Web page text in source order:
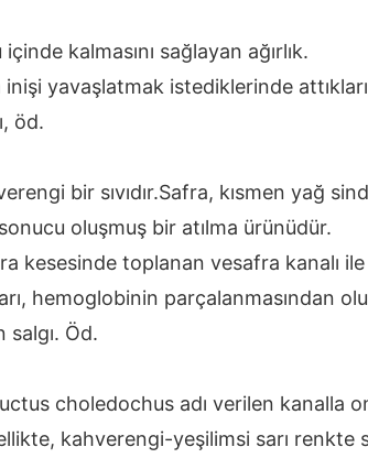
kalmasını sağlayan ağırlık.
yavaşlatmak istediklerinde attıkları
öd.
bir sıvıdır.Safra, kısmen yağ
oluşmuş bir atılma ürünüdür.
kesesinde toplanan vesafra kanalı ile
hemoglobinin parçalanmasından
Öd.
choledochus adı verilen kanalla
kahverengi-yeşilimsi sarı renkte